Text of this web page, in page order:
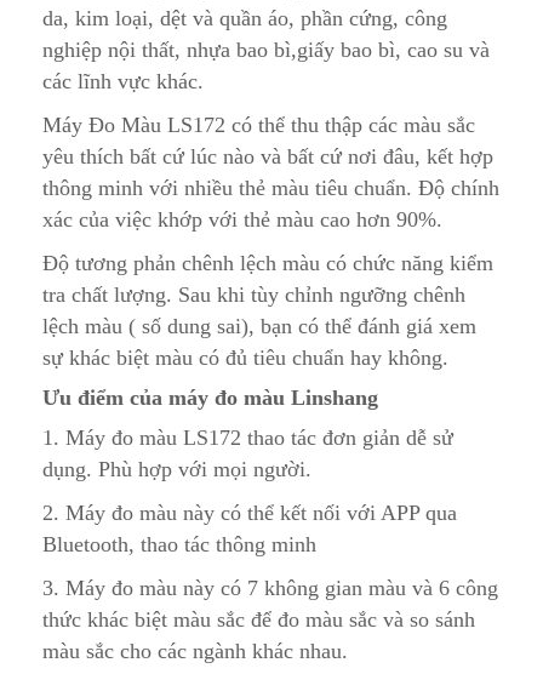
da, kim loại, dệt và quần áo, phần cứng, công
nghiệp nội thất, nhựa bao bì,giấy bao bì, cao su và
các lĩnh vực khác.
Máy Đo Màu LS172 có thể thu thập các màu sắc
yêu thích bất cứ lúc nào và bất cứ nơi đâu, kết hợp
thông minh với nhiều thẻ màu tiêu chuẩn. Độ chính
xác của việc khớp với thẻ màu cao hơn 90%.
Độ tương phản chênh lệch màu có chức năng kiểm
tra chất lượng. Sau khi tùy chỉnh ngưỡng chênh
lệch màu ( số dung sai), bạn có thể đánh giá xem
sự khác biệt màu có đủ tiêu chuẩn hay không.
Ưu điểm của máy đo màu Linshang
1. Máy đo màu LS172 thao tác đơn giản dễ sử
dụng. Phù hợp với mọi người.
2. Máy đo màu này có thể kết nối với APP qua
Bluetooth, thao tác thông minh
3. Máy đo màu này có 7 không gian màu và 6 công
thức khác biệt màu sắc để đo màu sắc và so sánh
màu sắc cho các ngành khác nhau.